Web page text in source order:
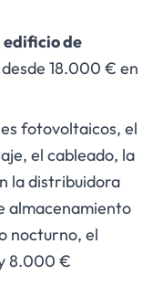
de
desde 18.000 € en
fotovoltaicos, el
el cableado, la
la distribuidora
almacenamiento
nocturno, el
8.000 €